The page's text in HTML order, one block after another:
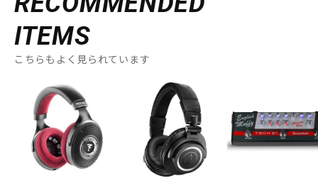
ITEMS
こちらもよく見られています